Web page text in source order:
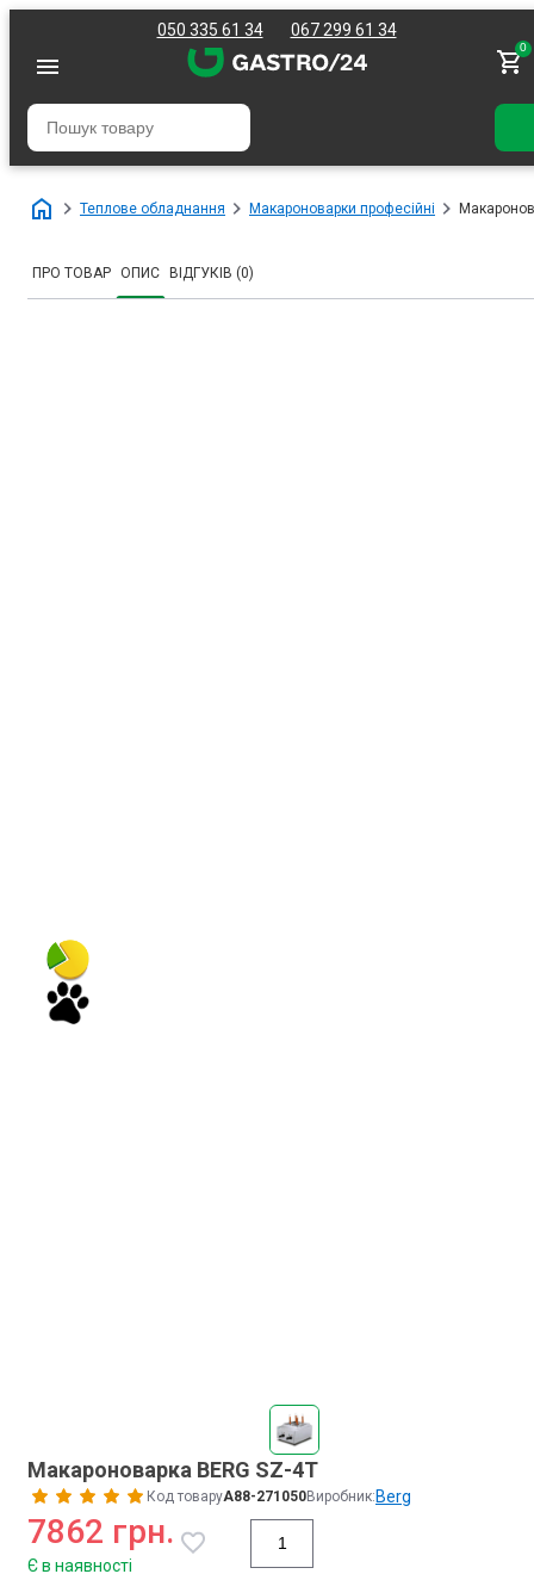
050 335 61 34 067 299 61 34
0
Теплове обладнання Макароноварки професійні
ПРО ТОВАР ОПИС ВІДГУКІВ (0)
Макароноварка BERG SZ-4T
Код товаруA88-271050Виробник:Berg
7862 грн.
Є в наявності